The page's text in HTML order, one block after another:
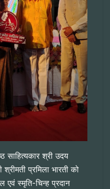
साहित्यकार श्री उदय
प्रमिला भारती को
एवं स्मृति-चिन्ह प्रदान